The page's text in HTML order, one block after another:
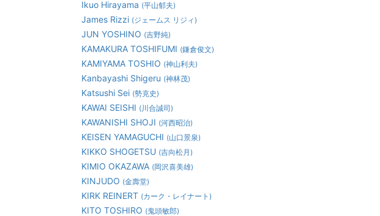
Ikuo Hirayama (平山郁夫)
James Rizzi (ジェームス リジィ)
JUN YOSHINO (吉野純)
KAMAKURA TOSHIFUMI (鎌倉俊文)
KAMIYAMA TOSHIO (神山利夫)
Kanbayashi Shigeru (神林茂)
Katsushi Sei (勢克史)
KAWAI SEISHI (川合誠司)
KAWANISHI SHOJI (河西昭治)
KEISEN YAMAGUCHI (山口景泉)
KIKKO SHOGETSU (吉向松月)
KIMIO OKAZAWA (岡沢喜美雄)
KINJUDO (金壽堂)
KIRK REINERT (カーク・レイナート)
KITO TOSHIRO (鬼頭敏郎)